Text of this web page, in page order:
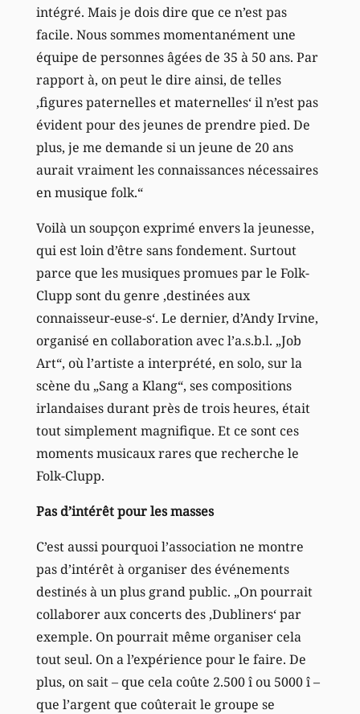
intégré. Mais je dois dire que ce n’est pas
facile. Nous sommes momentanément une
équipe de personnes âgées de 35 à 50 ans. Par
rapport à, on peut le dire ainsi, de telles
‚figures paternelles et maternelles‘ il n’est pas
évident pour des jeunes de prendre pied. De
plus, je me demande si un jeune de 20 ans
aurait vraiment les connaissances nécessaires
en musique folk.“
Voilà un soupçon exprimé envers la jeunesse,
qui est loin d’être sans fondement. Surtout
parce que les musiques promues par le Folk-
Clupp sont du genre ‚destinées aux
connaisseur-euse-s‘. Le dernier, d’Andy Irvine,
organisé en collaboration avec l’a.s.b.l. „Job
Art“, où l’artiste a interprété, en solo, sur la
scène du „Sang a Klang“, ses compositions
irlandaises durant près de trois heures, était
tout simplement magnifique. Et ce sont ces
moments musicaux rares que recherche le
Folk-Clupp.
Pas d’intérêt pour les masses
C’est aussi pourquoi l’association ne montre
pas d’intérêt à organiser des événements
destinés à un plus grand public. „On pourrait
collaborer aux concerts des ‚Dubliners‘ par
exemple. On pourrait même organiser cela
tout seul. On a l’expérience pour le faire. De
plus, on sait – que cela coûte 2.500 î ou 5000 î –
que l’argent que coûterait le groupe se